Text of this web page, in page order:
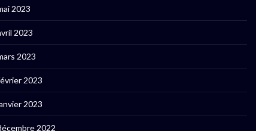
2023
2023
2023
2023
2023
2022